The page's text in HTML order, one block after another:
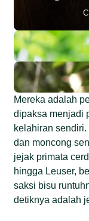
Mereka adalah
dipaksa menjadi
kelahiran
dan moncong
jejak primata
hingga Leuser,
saksi bisu
detiknya adalah